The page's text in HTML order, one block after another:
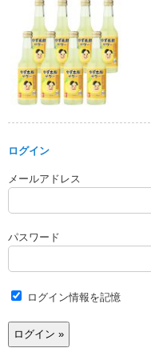
ログイン
メールアドレス
パスワード
ログイン情報を記憶